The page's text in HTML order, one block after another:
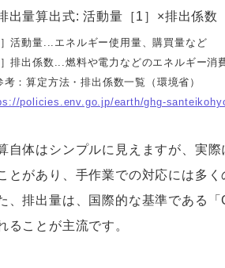
出量算出式: 活動量［1］×排出係数
］活動量...エネルギー使用量、購買量など
］排出係数...燃料や電力などのエネルギー
：算定方法・排出係数一覧（環境省）
policies.env.go.jp/earth/ghg-
自体はシンプルに見えますが、実
とがあり、手作業での対応には多く
、排出量は、国際的な基準である
ることが主流です。